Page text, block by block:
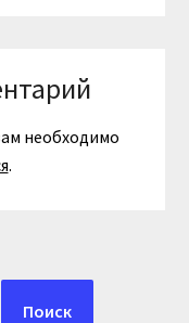
необходимо
.
Поиск